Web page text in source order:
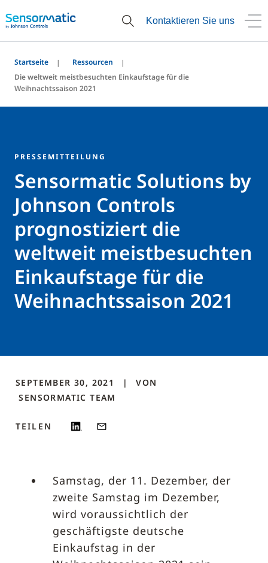
Kontaktieren Sie uns
Startseite
Ressourcen
Die weltweit meistbesuchten Einkaufstage für die
Weihnachtssaison 2021
PRESSEMITTEILUNG
Sensormatic Solutions by
Johnson Controls
prognostiziert die
weltweit meistbesuchten
Einkaufstage für die
Weihnachtssaison 2021
SEPTEMBER 30, 2021
VON
SENSORMATIC TEAM
TEILEN
Samstag, der 11. Dezember, der
zweite Samstag im Dezember,
wird voraussichtlich der
geschäftigste deutsche
Einkaufstag in der